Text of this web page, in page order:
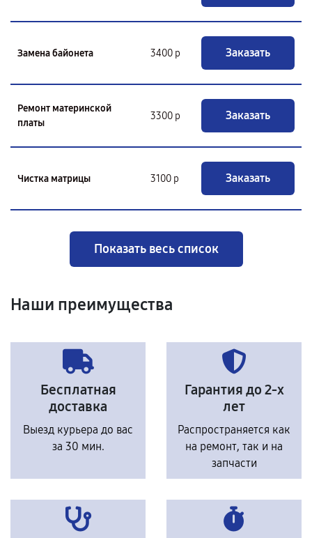
Замена байонета 3400 р Заказать
Ремонт материнской
платы
3300 р Заказать
Чистка матрицы 3100 р Заказать
Показать весь список
Наши преимущества
Бесплатная
доставка
Выезд курьера до вас
за 30 мин.
Гарантия до 2-х
лет
Распространяется как
на ремонт, так и на
запчасти